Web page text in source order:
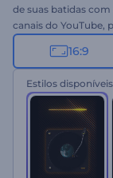
de suas batidas
canais do YouTube,
de singles e muito
um visualizador de
16:9
Estilos disponíveis